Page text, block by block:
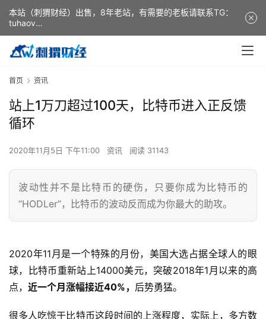
首页 资讯
站上1万刀超过100天，比特币进入正反馈
循环
2020年11月5日 下午11:00 资讯 阅读 31143
波动性并不是比特币的硬伤，只要你成为比特币的
“HODLer”，比特币的波动反而成为你最大的助攻。
2020年11月是一个特殊的月份，美国大选占据全球人的眼
球，比特币重新站上14000美元，突破2018年1月以来的高
点， 近一个月涨幅接近40%， 后势勇猛。
很多人吃惊于比特币这段时间的上涨程度，实际上，多方数
本站（刺猬财经）出售，8年老站，有需要的老板请联系TG：
tuhaov
This website (ciweicaijing) is for sale. It is a 8-year-old
website. If you need it, please contact TG: tuhaov